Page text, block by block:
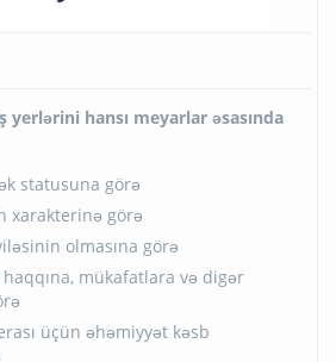
yerlərini hansı meyarlar əsasında
statusuna görə
xarakterinə görə
olmasına görə
haqqına, mükafatlara və digər
üçün əhəmiyyət kəsb